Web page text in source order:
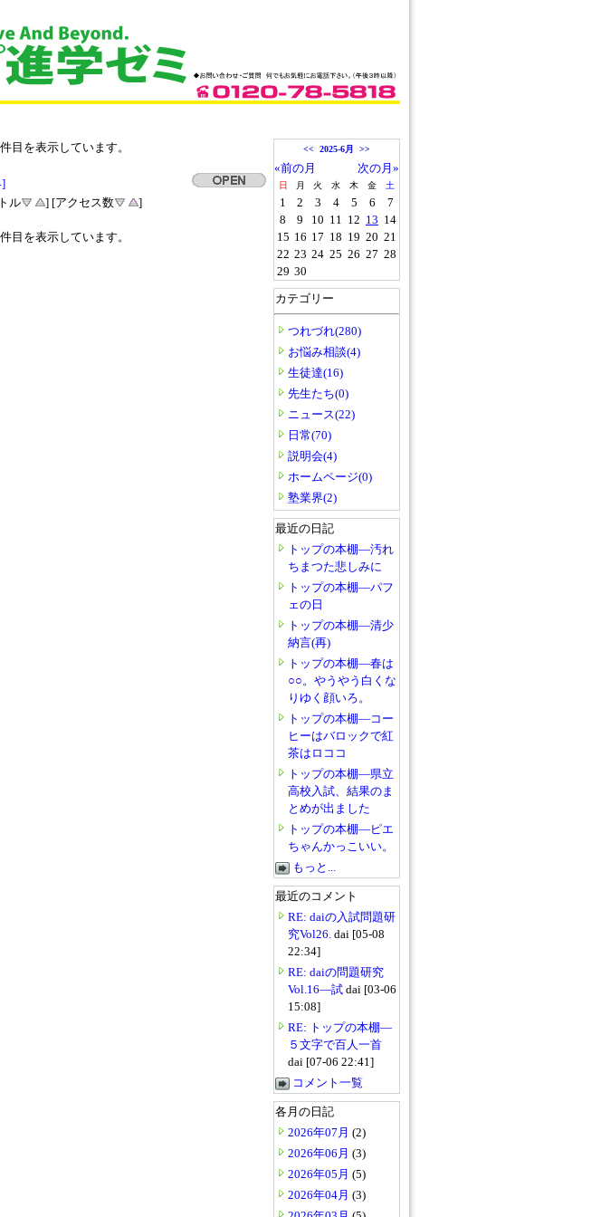
件目を表示しています。
]
ル ] [アクセス数
]
件目を表示しています。
<< 2025-6月 >>
«前の月 次の月»
日 月 火 水 木 金 土
1 2 3 4 5 6
7
8
9 10 11 12 13 14
15 16 17 18 19 20 21
22 23 24 25 26 27 28
29 30
カテゴリー
つれづれ(280)
お悩み相談(4)
生徒達(16)
先生たち(0)
ニュース(22)
日常(70)
説明会(4)
ホームページ(0)
塾業界(2)
最近の日記
トップの本棚―汚れ
ちまつた悲しみに
トップの本棚―パフ
ェの日
トップの本棚―清少
納言(再)
トップの本棚―春は
○○。やうやう白くな
りゆく顔いろ。
トップの本棚―コー
ヒーはバロックで紅
茶はロココ
トップの本棚―県立
高校入試、結果のま
とめが出ました
トップの本棚―ピエ
ちゃんかっこいい。
もっと...
最近のコメント
RE: daiの入試問題研
究Vol26. dai [05-08
22:34]
RE: daiの問題研究
Vol.16―試 dai [03-06
15:08]
RE: トップの本棚―
５文字で百人一首
dai [07-06 22:41]
コメント一覧
各月の日記
2026年07月 (2)
2026年06月 (3)
2026年05月 (5)
2026年04月 (3)